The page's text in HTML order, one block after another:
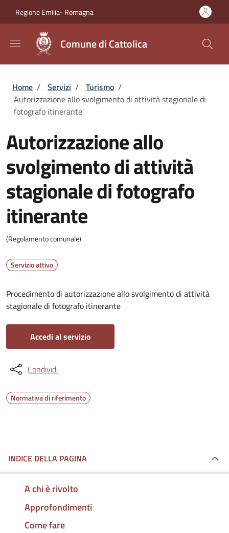
Regione Emilia- Romagna
Comune di Cattolica
Briciole di pane
Home / Servizi / Turismo /
Autorizzazione allo svolgimento di attività stagionale di
fotografo itinerante
Autorizzazione allo
svolgimento di attività
stagionale di fotografo
itinerante
(Regolamento comunale)
Servizio attivo
Procedimento di autorizzazione allo svolgimento di attività
stagionale di fotografo itinerante
Accedi al servizio
Condividi
Normativa di riferimento
INDICE DELLA PAGINA
A chi è rivolto
Approfondimenti
Come fare